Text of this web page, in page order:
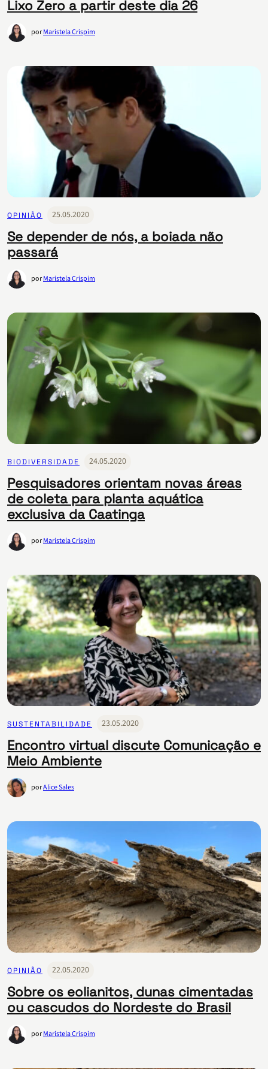
Lixo Zero a partir deste dia 26
porMaristela Crispim
OPINIÃO 25.05.2020
Se depender de nós, a boiada não
passará
porMaristela Crispim
BIODIVERSIDADE 24.05.2020
Pesquisadores orientam novas áreas
de coleta para planta aquática
exclusiva da Caatinga
porMaristela Crispim
SUSTENTABILIDADE 23.05.2020
Encontro virtual discute Comunicação e
Meio Ambiente
porAlice Sales
OPINIÃO 22.05.2020
Sobre os eolianitos, dunas cimentadas
ou cascudos do Nordeste do Brasil
porMaristela Crispim